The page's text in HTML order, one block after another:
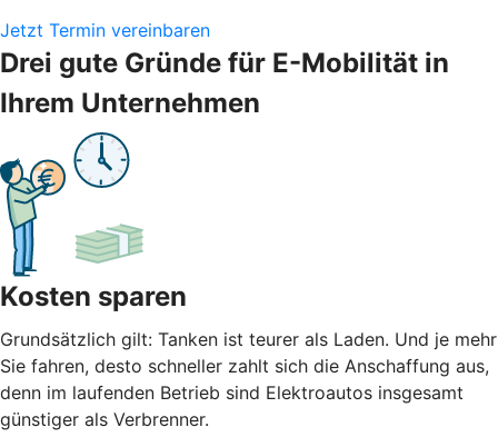
Jetzt Termin vereinbaren
Drei gute Gründe für E-Mobilität in
Ihrem Unternehmen
Kosten sparen
Grundsätzlich gilt: Tanken ist teurer als Laden. Und je mehr
Sie fahren, desto schneller zahlt sich die Anschaffung aus,
denn im laufenden Betrieb sind Elektroautos insgesamt
günstiger als Verbrenner.